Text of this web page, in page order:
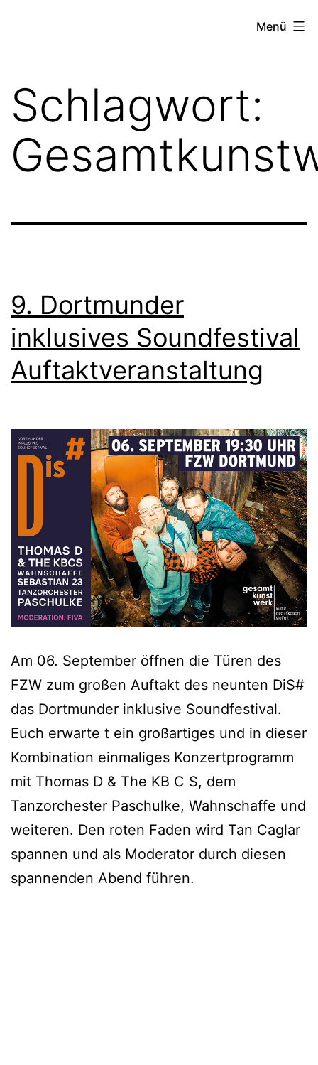
Menü
Schlagwort:
9. Dortmunder
inklusives Soundfestival
Auftaktveranstaltung
Am 06. September öffnen die Türen des
FZW zum großen Auftakt des neunten DiS#
das Dortmunder inklusive Soundfestival.
Euch erwarte t ein großartiges und in dieser
Kombination einmaliges Konzertprogramm
mit Thomas D & The KB C S, dem
Tanzorchester Paschulke, Wahnschaffe und
weiteren. Den roten Faden wird Tan Caglar
spannen und als Moderator durch diesen
spannenden Abend führen.